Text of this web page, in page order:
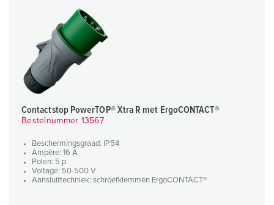
Contactstop PowerTOP® Xtra R met ErgoCONTACT®
Bestelnummer 13567
Beschermingsgraad: IP54
Ampère: 16 A
Polen: 5 p
Voltage: 50-500 V
Aansluittechniek: schroefklemmen ErgoCONTACT®